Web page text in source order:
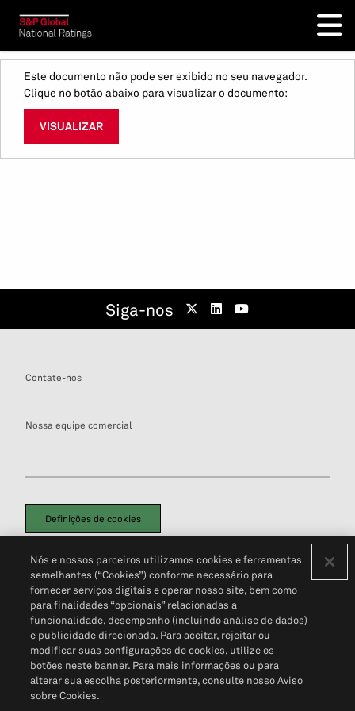
Este documento não pode ser exibido no seu navegador.
Clique no botão abaixo para visualizar o documento:
VISUALIZAR
Siga-nos
Contate-nos
Nossa equipe comercial
Definições de cookies
Política de PrivacidadePortal de privacidade do cliente (em inglês)
Não Venda Minhas Informações Pessoais© 2026 S&P Global
Nós e nossos parceiros utilizamos cookies e ferramentas
semelhantes (“Cookies”) conforme necessário para
fornecer serviços digitais e operar nosso site, bem como
para finalidades “opcionais” relacionadas a
funcionalidade, desempenho (incluindo análise de dados)
e publicidade direcionada. Para aceitar, rejeitar ou
modificar suas configurações de cookies, utilize os
botões neste banner. Para mais informações ou para
alterar sua escolha posteriormente, consulte nosso Aviso
sobre Cookies.